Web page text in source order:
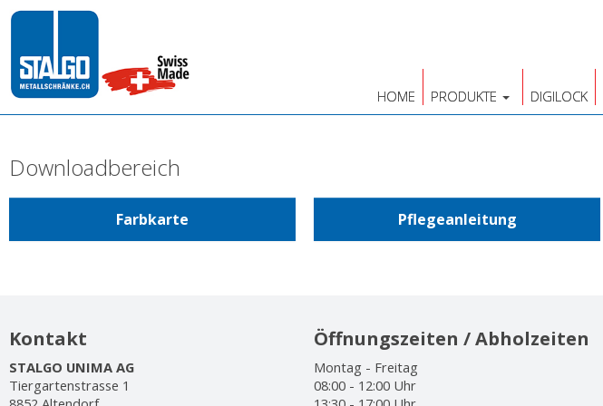
HOME PRODUKTE DIGILOCK
Downloadbereich
Farbkarte Pflegeanleitung
Kontakt
STALGO UNIMA AG
Tiergartenstrasse 1
Öffnungszeiten / Abholzeiten
Montag - Freitag
08:00 - 12:00 Uhr